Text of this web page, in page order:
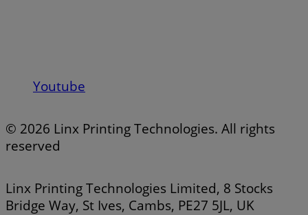
Youtube
© 2026 Linx Printing Technologies. All rights
reserved
Linx Printing Technologies Limited, 8 Stocks
Bridge Way, St Ives, Cambs, PE27 5JL, UK